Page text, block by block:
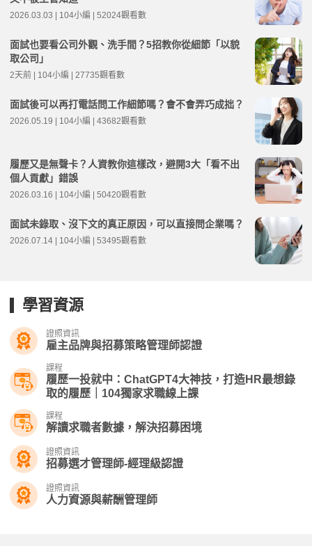
2026.03.03 | 104小編 | 52024觀看數
面試也要看公司外觀、洗手間？5招教你從細節「以貌
取公司」
2天前 | 104小編 | 27735觀看數
面試後可以再打電話問工作細節嗎？會不會弄巧成拙？
2026.05.19 | 104小編 | 43682觀看數
履歷又是無聲卡？人資教你這樣改，避開3大「看不出
個人貢獻」錯誤
2026.03.16 | 104小編 | 50420觀看數
面試未錄取、沒下文的真正原因，可以直接問企業嗎？
2026.07.14 | 104小編 | 53495觀看數
學習資源
證照資訊
雇主品牌與招募策略管理師認證
課程
履歷一投就中：ChatGPT4大神技，打造HR最想錄
取的履歷｜104獨家求職線上課
課程
解讀求職者數據，解決招募困境
證照資訊
招募選才管理師-經理級認證
證照資訊
人力資源與薪酬管理師